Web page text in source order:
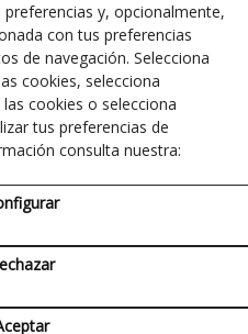
del autor. La Comisión Europea y la
que contiene.
y, opcionalmente,
con tus preferencias
de navegación. Selecciona
cookies, selecciona
las cookies o selecciona
tus preferencias de
consulta nuestra: